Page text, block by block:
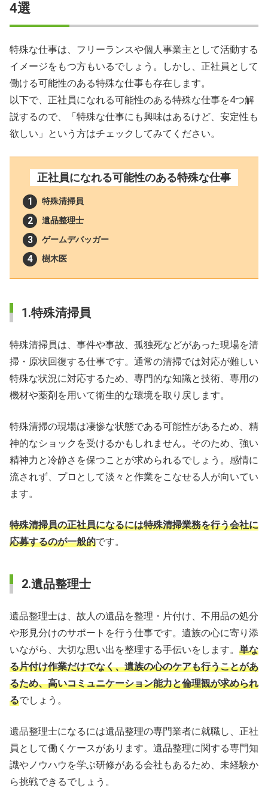
4選
特殊な仕事は、フリーランスや個人事業主として活動する
イメージをもつ方もいるでしょう。しかし、正社員として
働ける可能性のある特殊な仕事も存在します。
以下で、正社員になれる可能性のある特殊な仕事を4つ解
説するので、「特殊な仕事にも興味はあるけど、安定性も
欲しい」という方はチェックしてみてください。
正社員になれる可能性のある特殊な仕事
特殊清掃員
遺品整理士
ゲームデバッガー
樹木医
1.特殊清掃員
特殊清掃員は、事件や事故、孤独死などがあった現場を清
掃・原状回復する仕事です。通常の清掃では対応が難しい
特殊な状況に対応するため、専門的な知識と技術、専用の
機材や薬剤を用いて衛生的な環境を取り戻します。
特殊清掃の現場は凄惨な状態である可能性があるため、精
神的なショックを受けるかもしれません。そのため、強い
精神力と冷静さを保つことが求められるでしょう。感情に
流されず、プロとして淡々と作業をこなせる人が向いてい
ます。
特殊清掃員の正社員になるには特殊清掃業務を行う会社に
応募するのが一般的です。
2.遺品整理士
遺品整理士は、故人の遺品を整理・片付け、不用品の処分
や形見分けのサポートを行う仕事です。遺族の心に寄り添
いながら、大切な思い出を整理する手伝いをします。 単な
る片付け作業だけでなく、遺族の心のケアも行うことがあ
るため、高いコミュニケーション能力と倫理観が求められ
るでしょう。
遺品整理士になるには遺品整理の専門業者に就職し、正社
員として働くケースがあります。遺品整理に関する専門知
識やノウハウを学ぶ研修がある会社もあるため、未経験か
ら挑戦できるでしょう。